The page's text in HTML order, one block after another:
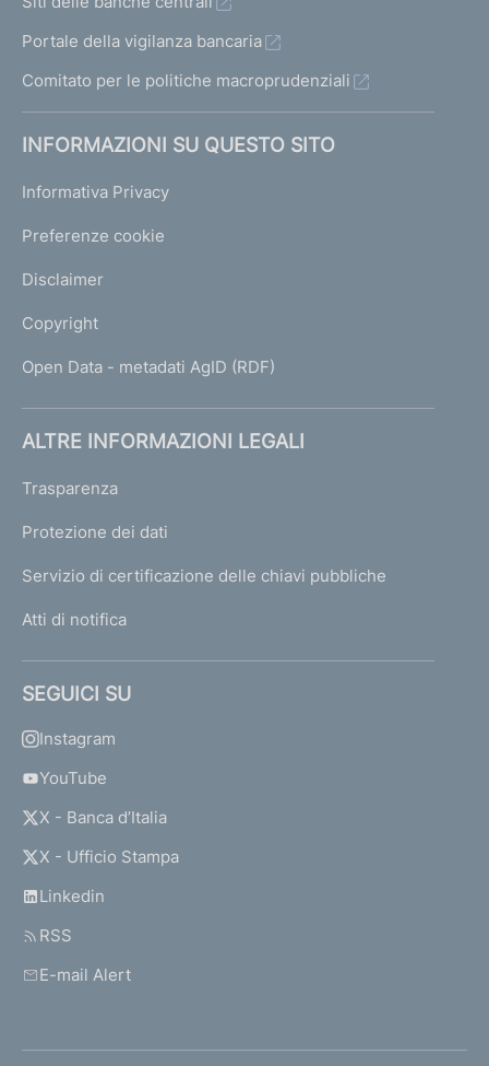
Portale della vigilanza bancaria
Comitato per le politiche macroprudenziali
INFORMAZIONI SU QUESTO SITO
Informativa Privacy
Preferenze cookie
Disclaimer
Copyright
Open Data - metadati AgID (RDF)
ALTRE INFORMAZIONI LEGALI
Trasparenza
Protezione dei dati
Servizio di certificazione delle chiavi pubbliche
Atti di notifica
SEGUICI SU
Instagram
YouTube
X - Banca d’Italia
X - Ufficio Stampa
Linkedin
RSS
E-mail Alert